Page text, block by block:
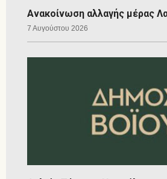
Ανακοίνωση αλλαγής μέρας
7 Αυγούστου 2026